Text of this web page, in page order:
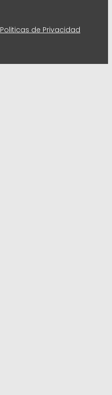
Politicas de Privacidad